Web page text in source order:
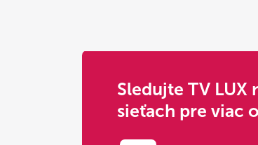
Sledujte TV LUX
sieťach pre viac